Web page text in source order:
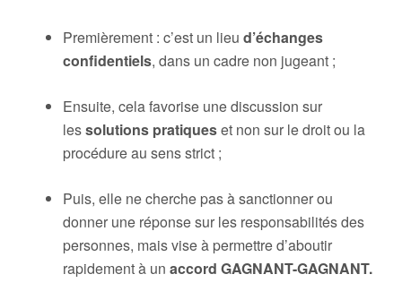
Premièrement : c’est un lieu d’échanges
confidentiels, dans un cadre non jugeant ;
Ensuite, cela favorise une discussion sur
lessolutions pratiqueset non sur le droit ou la
procédure au sens strict ;
Puis, elle ne cherche pas à sanctionner ou
donner une réponse sur les responsabilités des
personnes, mais vise à permettre d’aboutir
rapidement à un accord GAGNANT-GAGNANT.